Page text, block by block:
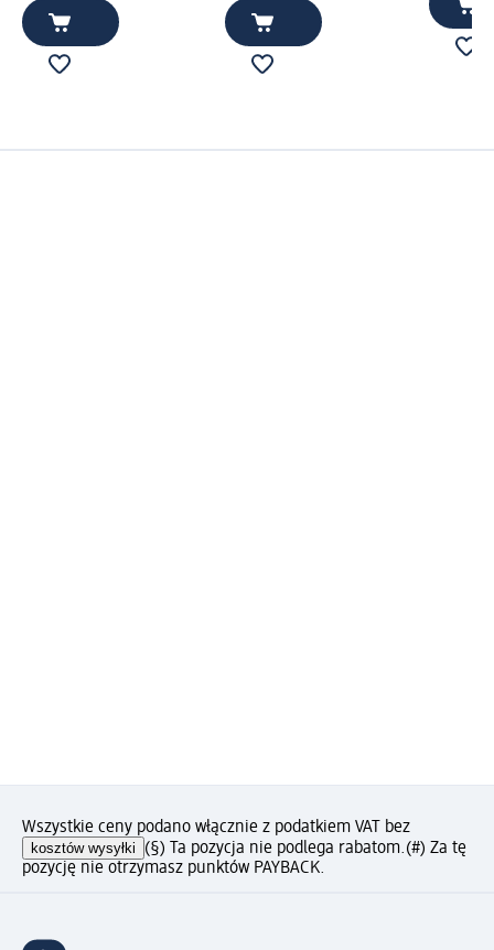
Wszystkie ceny podano włącznie z podatkiem VAT bez
kosztów wysyłki (§) Ta pozycja nie podlega rabatom.(#) Za tę
pozycję nie otrzymasz punktów PAYBACK.